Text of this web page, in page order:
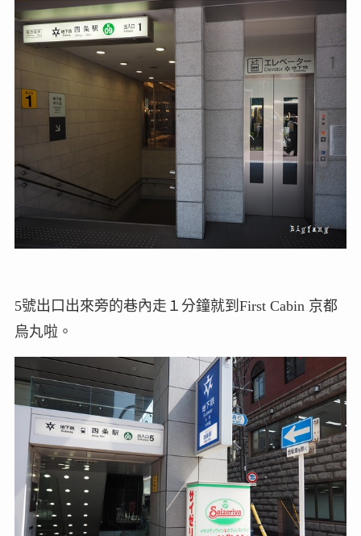
5號出口出來旁的巷內走１分鐘就到First Cabin 京都
烏丸啦。